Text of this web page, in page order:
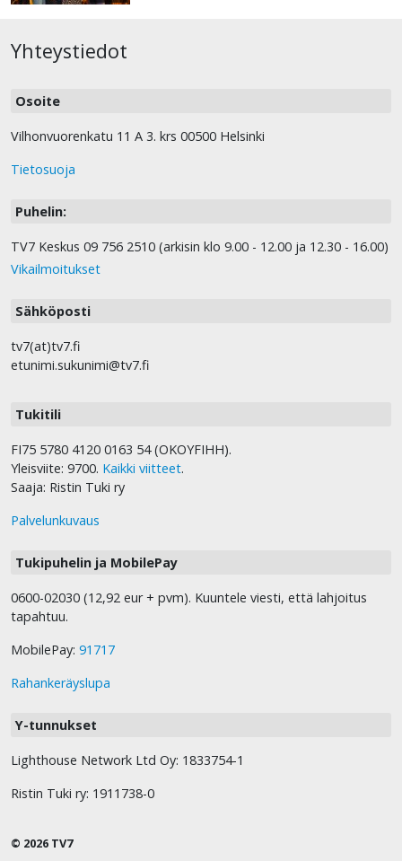
Yhteystiedot
Osoite
Vilhonvuorenkatu 11 A 3. krs 00500 Helsinki
Tietosuoja
Puhelin:
TV7 Keskus 09 756 2510 (arkisin klo 9.00 - 12.00 ja 12.30 - 16.00)
Vikailmoitukset
Sähköposti
tv7(at)tv7.fi
etunimi.sukunimi@tv7.fi
Tukitili
FI75 5780 4120 0163 54 (OKOYFIHH).
Yleisviite: 9700. Kaikki viitteet.
Saaja: Ristin Tuki ry
Palvelunkuvaus
Tukipuhelin ja MobilePay
0600-02030 (12,92 eur + pvm). Kuuntele viesti, että lahjoitus
tapahtuu.
MobilePay: 91717
Rahankeräyslupa
Y-tunnukset
Lighthouse Network Ltd Oy: 1833754-1
Ristin Tuki ry: 1911738-0
© 2026 TV7